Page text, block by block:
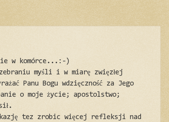
w komórce...:-)
myśli i w miarę zwięzłej
Panu Bogu wdzięczność za Jego
o moje życie; apostolstwo;
tez zrobic więcej refleksji nad